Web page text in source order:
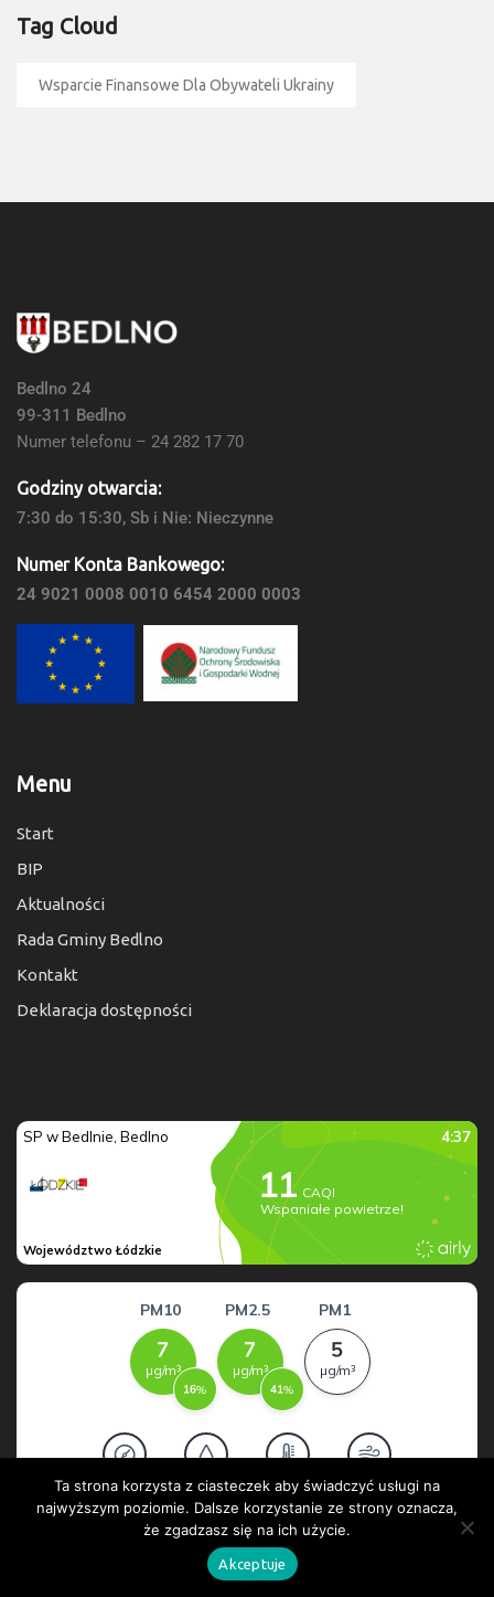
Tag Cloud
Wsparcie Finansowe Dla Obywateli Ukrainy
Bedlno 24
99-311 Bedlno
Numer telefonu – 24 282 17 70
Godziny otwarcia:
7:30 do 15:30, Sb i Nie: Nieczynne
Numer Konta Bankowego:
24 9021 0008 0010 6454 2000 0003
Menu
Start
BIP
Aktualności
Rada Gminy Bedlno
Kontakt
Deklaracja dostępności
Ta strona korzysta z ciasteczek aby świadczyć usługi na
najwyższym poziomie. Dalsze korzystanie ze strony oznacza,
że zgadzasz się na ich użycie.
Akceptuje